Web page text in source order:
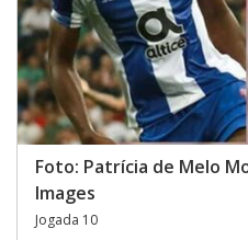
Foto: Patrícia de Melo
Images
Jogada 10